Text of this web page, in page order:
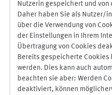
Nutzerin gespeichert und
Daher haben Sie als Nutzer/
über die Verwendung von
der Einstellungen in Ihrem
Übertragung von Cookies
Bereits gespeicherte
werden. Dies kann auch
beachten sie aber: Werden
deaktiviert, können